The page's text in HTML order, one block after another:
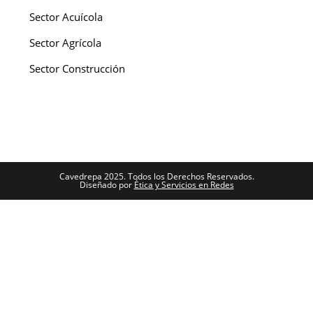
Sector Acuícola
Sector Agrícola
Sector Construcción
Cavedrepa 2025. Todos los Derechos Reservados.
Diseñado por Ética y Servicios en Redes